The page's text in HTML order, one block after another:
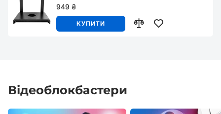
949 ₴
КУПИТИ
Відеоблокбастери